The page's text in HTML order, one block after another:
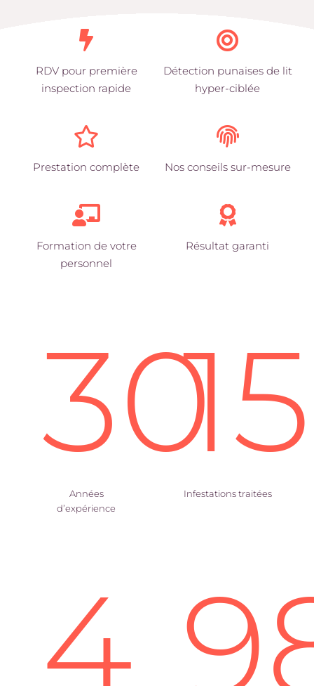
RDV pour première
inspection rapide
Détection punaises de lit
hyper-ciblée
Prestation complète Nos conseils sur-mesure
Formation de votre
personnel
Résultat garanti
30
Années
d’expérience
Infestations traitées
4